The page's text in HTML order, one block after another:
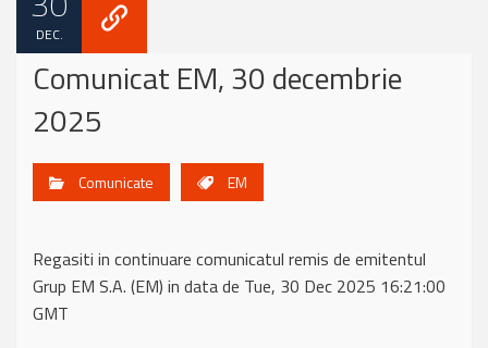
DEC.
Comunicat EM, 30 decembrie
2025
Comunicate EM
Regasiti in continuare comunicatul remis de emitentul
Grup EM S.A. (EM) in data de Tue, 30 Dec 2025 16:21:00
GMT